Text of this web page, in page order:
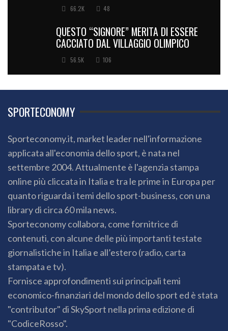
66.2K 48
QUESTO “SIGNORE” MERITA DI ESSERE
CACCIATO DAL VILLAGGIO OLIMPICO
56.5K 106
SPORTECONOMY
Sporteconomy.it, market leader nell'informazione
applicata all'economia dello sport, è nata nel
settembre 2004. Attualmente è l'agenzia stampa
online più cliccata in Italia e tra le prime in Europa per
quanto riguarda i temi dello sport-business, con una
library di circa 60 mila news.
Sporteconomy collabora, come fornitrice di
contenuti, con alcune delle più importanti testate
giornalistiche in Italia e all’estero (radio, carta
stampata e tv).
Fornisce approfondimenti sui principali temi
economico-finanziari del mondo dello sport ed è stata
"contributor" di SkySport nella prima edizione di
"CodiceRosso".